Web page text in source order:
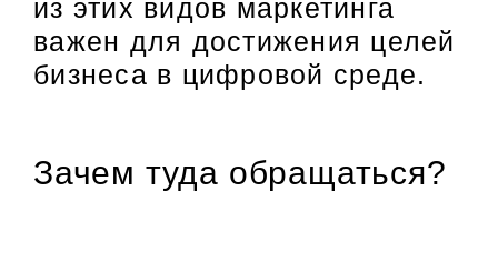
из этих видов маркетинга
важен для достижения целей
бизнеса в цифровой среде.
Зачем туда обращаться?